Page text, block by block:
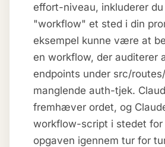
effort-niveau, inkluderer
"workflow" et sted i din
eksempel kunne være at
en workflow, der auditerer
endpoints under src/
manglende auth-tjek.
fremhæver ordet, og
workflow-script i stedet for
opgaven igennem tur for